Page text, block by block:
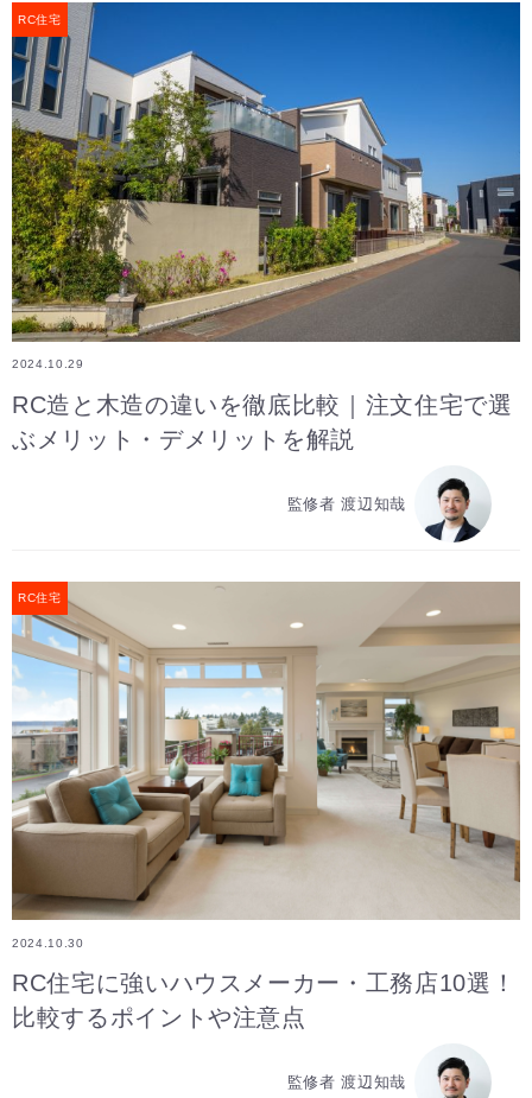
RC住宅
2024.10.29
RC造と木造の違いを徹底比較｜注文住宅で選
ぶメリット・デメリットを解説
監修者 渡辺知哉
RC住宅
2024.10.30
RC住宅に強いハウスメーカー・工務店10選！
比較するポイントや注意点
監修者 渡辺知哉